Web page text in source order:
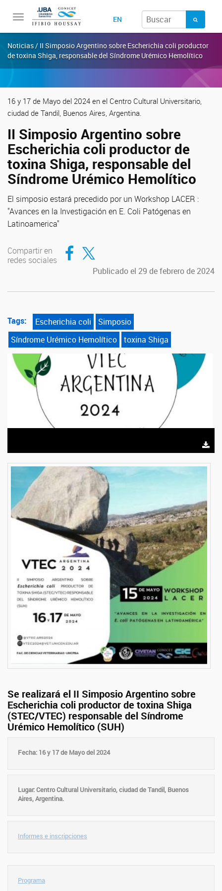
Toggle
navigation
EN
Noticias / II Simposio Argentino sobre Escherichia coli productor
de toxina Shiga, responsable del Síndrome Urémico Hemolítico
16 y 17 de Mayo del 2024 en el Centro Cultural Universitario,
ciudad de Tandil, Buenos Aires, Argentina.
II Simposio Argentino sobre
Escherichia coli productor de
toxina Shiga, responsable del
Síndrome Urémico Hemolítico
El simposio estará precedido por un Workshop LACER :
"Avances en la Investigación en E. Coli Patógenas en
Latinoamerica"
Compartir en
redes sociales
Compartir en Facebook
Compartir en Twitter
Publicado el 29 de febrero de 2024
Tags: Escherichia coli
Simposio
Síndrome Urémico Hemolítico
toxina Shiga
Se realizará el II Simposio Argentino sobre
Escherichia coli productor de toxina Shiga
(STEC/VTEC) responsable del Síndrome
Urémico Hemolítico (SUH)
Fecha: 16 y 17 de Mayo del 2024
Lugar: Centro Cultural Universitario, ciudad de Tandil, Buenos
Aires, Argentina.
Informes e inscripciones
Programa